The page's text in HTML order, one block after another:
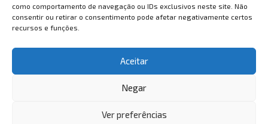
como comportamento de navegação ou IDs exclusivos neste site. Não
consentir ou retirar o consentimento pode afetar negativamente certos
recursos e funções.
Aceitar
Negar
Ver preferências